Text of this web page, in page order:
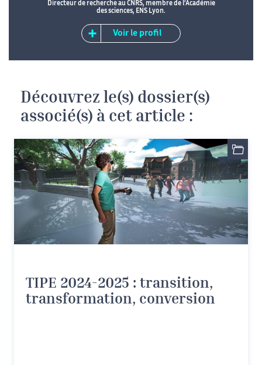
Directeur de recherche au CNRS, membre de l’Académie
des sciences, ENS Lyon.
Voir le profil
Découvrez le(s) dossier(s)
associé(s) à cet article :
TIPE 2024-2025 : transition,
transformation, conversion